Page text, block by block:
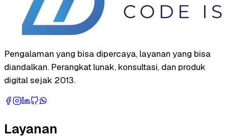
Pengalaman yang bisa dipercaya, layanan yang bisa
diandalkan. Perangkat lunak, konsultasi, dan produk
digital sejak 2013.
Layanan